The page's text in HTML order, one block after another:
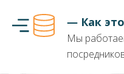
― Как
Мы